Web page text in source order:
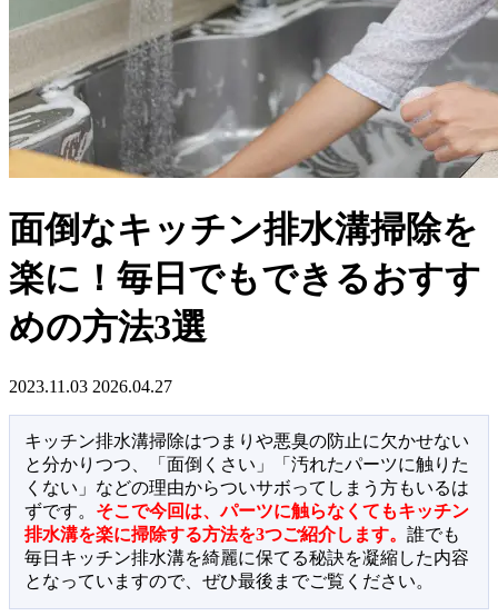
面倒なキッチン排水溝掃除を
楽に！毎日でもできるおすす
めの方法3選
2023.11.03 2026.04.27
キッチン排水溝掃除はつまりや悪臭の防止に欠かせない
と分かりつつ、「面倒くさい」「汚れたパーツに触りた
くない」などの理由からついサボってしまう方もいるは
ずです。 そこで今回は、パーツに触らなくてもキッチン
排水溝を楽に掃除する方法を3つご紹介します。 誰でも
毎日キッチン排水溝を綺麗に保てる秘訣を凝縮した内容
となっていますので、ぜひ最後までご覧ください。